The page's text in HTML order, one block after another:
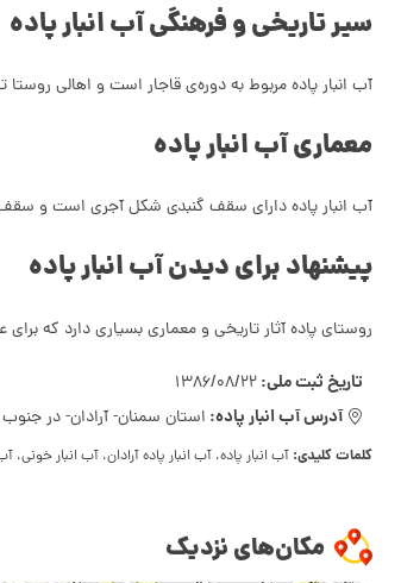
سیر تاریخی و فرهنگی آب انبار پاده
آب‌ انبار پاده مربوط به دوره‌ی قاجار است و اهالی روستا تا حدود سال 1300 خورشیدی از این بنا استفاده می‌کردند. این اثر تاریخی در سال 1386 به ‌عنوان یکی
معماری آب انبار پاده
آب انبار پاده دارای سقف گنبدی شکل آجری است و سقف گنبدی آن در سال 1330 خورشیدی کاملا فروریخت. عمق آب انبار هفت متر بود. اکنون تنها
پیشنهاد برای دیدن آب انبار پاده
روستای پاده آثار تاریخی و معماری بسیاری دارد که
تاریخ ثبت ملی:1386/08/22
آدرس آب انبار پاده: استان سمنان- آرادان- در
کلمات کلیدی: آب انبار پاده، آب انبار پاده آرادان، آب انبار خونی،
مکان‌های نزدیک